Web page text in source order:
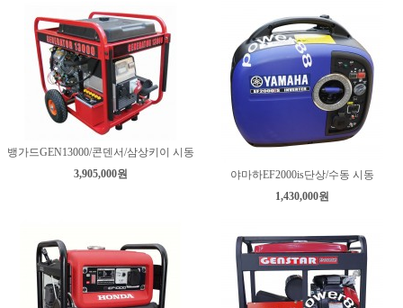
뱅가드GEN13000/콘덴서/삼상키이 시동
3,905,000원
야마하EF2000is단상/수동 시동
1,430,000원